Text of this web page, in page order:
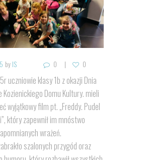
by IS 0 0
uczniowie klasy 1b z okazji Dnia
Kozienickiego Domu Kultury. mieli
wyjątkowy film pt. „Freddy. Pudel
który zapewnił im mnóstwo
wrażeń.
szalonych przygód oraz